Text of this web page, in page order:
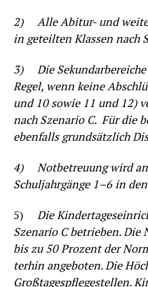
2) Alle Abitur- und
in geteil­ten Klas­sen nach
3) Die
Regel, wenn kei­ne
und 10 sowie 11 und 12)
nach Sze­na­rio C. Für die
eben­falls grund­sätz­lich
4) Not­be­treu­ung wird
Schul­jahr­gän­ge 1–6 in
5) Die
Sze­na­rio C betrie­ben. Die
bis zu 50 Pro­zent der
ter­hin ange­bo­ten. Die
Groß­ta­ges­pfle­ge­stel­len.